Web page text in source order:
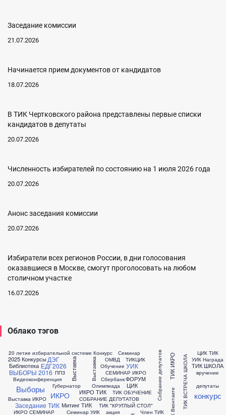
Заседание комиссии
21.07.2026
Начинается прием документов от кандидатов
18.07.2026
В ТИК Чертковского района представлены первые списки
кандидатов в депутаты
20.07.2026
Численность избирателей по состоянию на 1 июля 2026 года
20.07.2026
Анонс заседания комиссии
20.07.2026
Избиратели всех регионов России, в дни голосования
оказавшиеся в Москве, смогут проголосовать на любом
столичном участке
16.07.2026
Облако тэгов
20 летие избирательной системе
2025 Конкурсы
Библиотека
ВЫБОРЫ 2016
Видеоконференция
Выборы
Выставка
Выставка ИКРО
Выставкка
Губернатор
ДЭГ
ЕДГ2026
Заседание ТИК
ИКРО
ИКРО СЕМИНАР
ИКРО ТИК
Конкурс
Митинг ТИК
ОМВД
Обучение
Олимпиада
ППЗ СЕМИНАР ИКРО
СОБРАНИЕ ДЕПУТАТОВ
Сбербанк
Семинар
Семинар УИК
Собрание депутатов ТИК ИКРО
ТИК "КРУГЛЫЙ СТОЛ" ТИК ВСТРЕЧА ШКОЛА
ТИК Вконтакте
ТИК ОБУЧЕНИЕ
ТИК ШКОЛА
ТИКЦИК
УИК
УИК Награда
ФОРУМ
ЦИК
ЦИК ТИК
Член ТИК
акция
вручение
депутаты
конкурс